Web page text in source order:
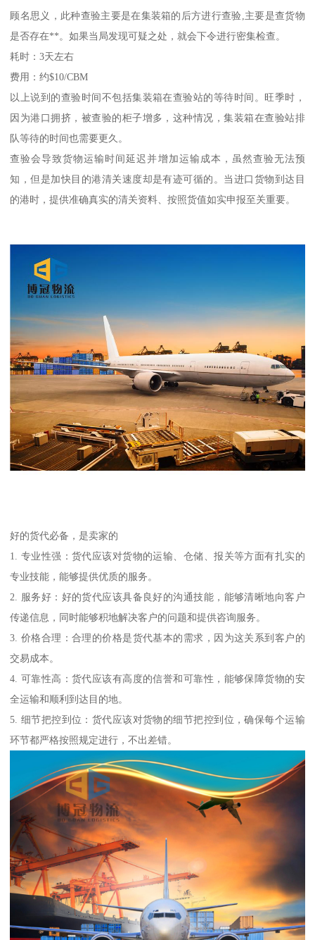
顾名思义，此种查验主要是在集装箱的后方进行查验,主要是查货物
是否存在**。如果当局发现可疑之处，就会下令进行密集检查。
耗时：3天左右
费用：约$10/CBM
以上说到的查验时间不包括集装箱在查验站的等待时间。旺季时，
因为港口拥挤，被查验的柜子增多，这种情况，集装箱在查验站排
队等待的时间也需要更久。
查验会导致货物运输时间延迟并增加运输成本，虽然查验无法预
知，但是加快目的港清关速度却是有迹可循的。当进口货物到达目
的港时，提供准确真实的清关资料、按照货值如实申报至关重要。
好的货代必备，是卖家的
1. 专业性强：货代应该对货物的运输、仓储、报关等方面有扎实的
专业技能，能够提供优质的服务。
2. 服务好：好的货代应该具备良好的沟通技能，能够清晰地向客户
传递信息，同时能够积地解决客户的问题和提供咨询服务。
3. 价格合理：合理的价格是货代基本的需求，因为这关系到客户的
交易成本。
4. 可靠性高：货代应该有高度的信誉和可靠性，能够保障货物的安
全运输和顺利到达目的地。
5. 细节把控到位：货代应该对货物的细节把控到位，确保每个运输
环节都严格按照规定进行，不出差错。